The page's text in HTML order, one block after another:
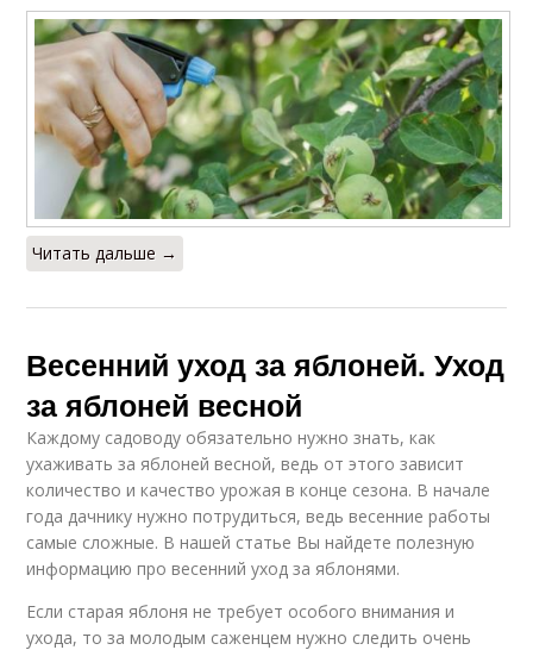
Читать дальше →
Весенний уход за яблоней. Уход
за яблоней весной
Каждому садоводу обязательно нужно знать, как
ухаживать за яблоней весной, ведь от этого зависит
количество и качество урожая в конце сезона. В начале
года дачнику нужно потрудиться, ведь весенние работы
самые сложные. В нашей статье Вы найдете полезную
информацию про весенний уход за яблонями.
Если старая яблоня не требует особого внимания и
ухода, то за молодым саженцем нужно следить очень